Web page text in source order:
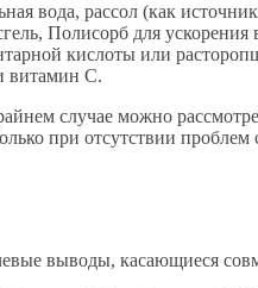
вода, рассол (как
Полисорб для ускорения
кислоты или
витамин C.
случае можно
при отсутствии
выводы, касающиеся